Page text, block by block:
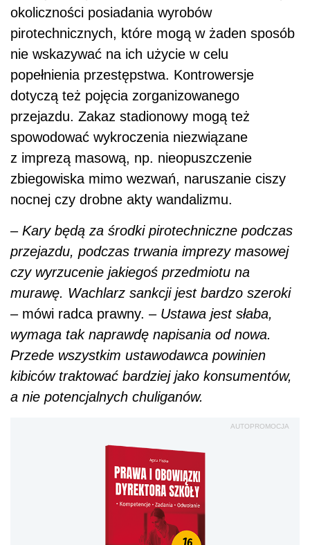
okoliczności posiadania wyrobów
pirotechnicznych, które mogą w żaden sposób
nie wskazywać na ich użycie w celu
popełnienia przestępstwa. Kontrowersje
dotyczą też pojęcia zorganizowanego
przejazdu. Zakaz stadionowy mogą też
spowodować wykroczenia niezwiązane
z imprezą masową, np. nieopuszczenie
zbiegowiska mimo wezwań, naruszanie ciszy
nocnej czy drobne akty wandalizmu.
– Kary będą za środki pirotechniczne podczas
przejazdu, podczas trwania imprezy masowej
czy wyrzucenie jakiegoś przedmiotu na
murawę. Wachlarz sankcji jest bardzo szeroki
– mówi radca prawny. – Ustawa jest słaba,
wymaga tak naprawdę napisania od nowa.
Przede wszystkim ustawodawca powinien
kibiców traktować bardziej jako konsumentów,
a nie potencjalnych chuliganów.
AUTOPROMOCJA